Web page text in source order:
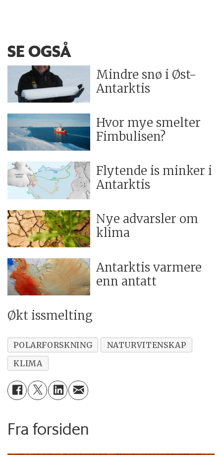
SE OGSÅ
Mindre snø i Øst-
Antarktis
Hvor mye smelter
Fimbulisen?
Flytende is minker i
Antarktis
Nye advarsler om
klima
Antarktis varmere
enn antatt
Økt issmelting
POLARFORSKNING
NATURVITENSKAP
KLIMA
Fra forsiden